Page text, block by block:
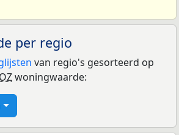
per regio
van regio's gesorteerd op
woningwaarde: